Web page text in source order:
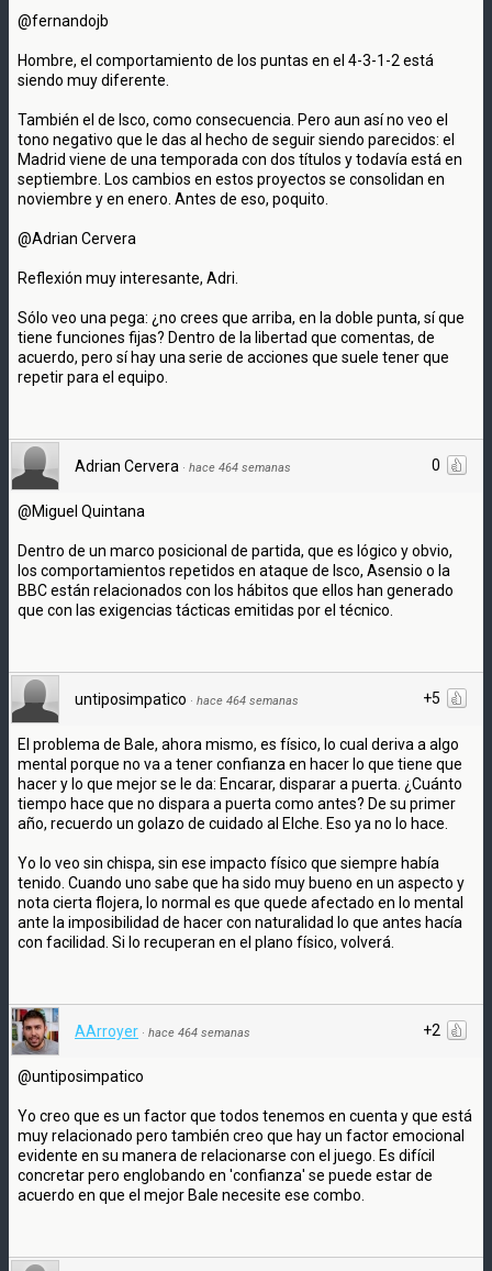
@fernandojb
Hombre, el comportamiento de los puntas en el 4-3-1-2 está
siendo muy diferente.
También el de Isco, como consecuencia. Pero aun así no veo el
tono negativo que le das al hecho de seguir siendo parecidos: el
Madrid viene de una temporada con dos títulos y todavía está en
septiembre. Los cambios en estos proyectos se consolidan en
noviembre y en enero. Antes de eso, poquito.
@Adrian Cervera
Reflexión muy interesante, Adri.
Sólo veo una pega: ¿no crees que arriba, en la doble punta, sí que
tiene funciones fijas? Dentro de la libertad que comentas, de
acuerdo, pero sí hay una serie de acciones que suele tener que
repetir para el equipo.
0
Adrian Cervera · hace 464 semanas
@Miguel Quintana
Dentro de un marco posicional de partida, que es lógico y obvio,
los comportamientos repetidos en ataque de Isco, Asensio o la
BBC están relacionados con los hábitos que ellos han generado
que con las exigencias tácticas emitidas por el técnico.
+5
untiposimpatico · hace 464 semanas
El problema de Bale, ahora mismo, es físico, lo cual deriva a algo
mental porque no va a tener confianza en hacer lo que tiene que
hacer y lo que mejor se le da: Encarar, disparar a puerta. ¿Cuánto
tiempo hace que no dispara a puerta como antes? De su primer
año, recuerdo un golazo de cuidado al Elche. Eso ya no lo hace.
Yo lo veo sin chispa, sin ese impacto físico que siempre había
tenido. Cuando uno sabe que ha sido muy bueno en un aspecto y
nota cierta flojera, lo normal es que quede afectado en lo mental
ante la imposibilidad de hacer con naturalidad lo que antes hacía
con facilidad. Si lo recuperan en el plano físico, volverá.
+2
AArroyer · hace 464 semanas
@untiposimpatico
Yo creo que es un factor que todos tenemos en cuenta y que está
muy relacionado pero también creo que hay un factor emocional
evidente en su manera de relacionarse con el juego. Es difícil
concretar pero englobando en 'confianza' se puede estar de
acuerdo en que el mejor Bale necesite ese combo.